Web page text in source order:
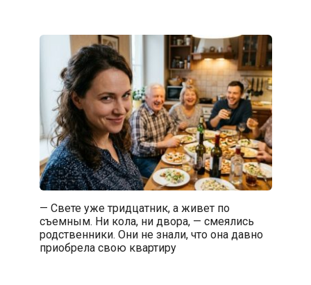
— Свете уже тридцатник, а живет по
съемным. Ни кола, ни двора, — смеялись
родственники. Они не знали, что она давно
приобрела свою квартиру